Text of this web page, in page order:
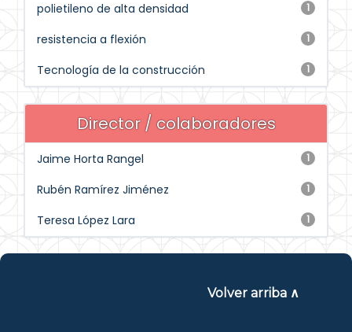
1
polietileno de alta densidad
1
resistencia a flexión
1
Tecnología de la construcción
Director / colaboradores
1
Jaime Horta Rangel
1
Rubén Ramírez Jiménez
1
Teresa López Lara
Volver arriba ∧